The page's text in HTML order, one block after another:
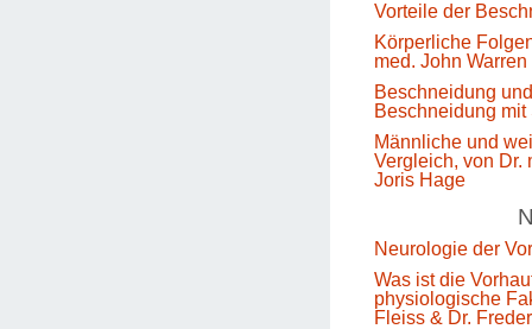
Vorteile der
Körperliche
med. John Warren
Beschneidung
Beschneidung
Männliche und
Vergleich, von Dr.
Joris Hage
Neurologie der
Was ist die
physiologische
Fleiss & Dr.